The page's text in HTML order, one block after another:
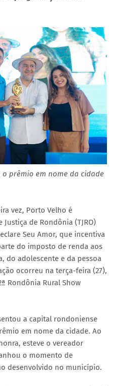
o prêmio em nome da cidade
vez, Porto Velho é
de Rondônia (TJRO)
Seu Amor, que incentiva
do imposto de renda aos
do adolescente e da pessoa
ocorreu na terça-feira (27),
Rondônia Rural Show
a capital rondoniense
em nome da cidade. Ao
esteve o vereador
o momento de
desenvolvido no município.